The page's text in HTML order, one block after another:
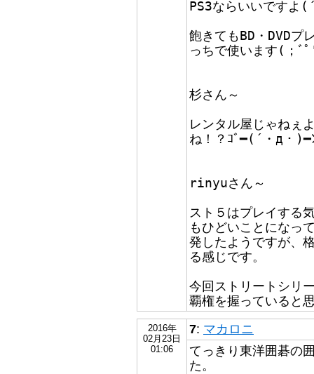
PS3ならいいですよ
飽きてもBD・DVDプ
っちで使います(；
杉さん～
レンタル屋じゃねぇ
ね！？ｺﾞ━(´・д・)━
rinyuさん～
スト５はプレイする
もひどいことになっ
発したようですが、
る感じです。
今回ストリートシリ
覇権を握っていると
2016年
02月23日
01:06
7: マカロニ
てっきり東洋囲碁の
た。